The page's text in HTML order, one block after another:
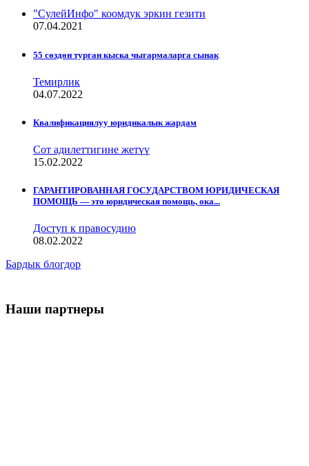
"СулейИнфо" коомдук эркин гезити
07.04.2021
55 сөздөн турган кыска чыгармаларга сынак
Темирлик
04.07.2022
Квалификациялуу юридикалык жардам
Сот адилеттигине жетүү
15.02.2022
ГАРАНТИРОВАННАЯ ГОСУДАРСТВОМ ЮРИДИЧЕСКАЯ
ПОМОЩЬ — это юридическая помощь, ока...
Доступ к правосудию
08.02.2022
Бардык блогдор
Наши партнеры